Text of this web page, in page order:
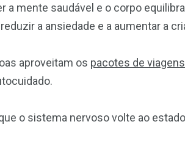
a mente saudável e o corpo
a ansiedade e a aumentar a
aproveitam os pacotes de viagens
o sistema nervoso volte ao
41 3